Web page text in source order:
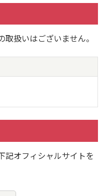
扱いはございません。
オフィシャルサイトを